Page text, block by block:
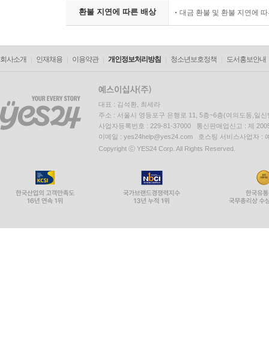
환불 지연에 따른 배상 대금 환불 및 환불 지연에
회사소개 인재채용 이용약관 개인정보처리방침 청소년보호정책 도서홍보안내
대표 : 김석환, 최세라
주소 : 서울시 영등포구 은행로 11, 5층~6층(여의도동,일신
사업자등록번호 : 229-81-37000 통신판매업신고 : 제
이메일 : yes24help@yes24.com 호스팅 서비스사업자 :
Copyright ⓒ YES24 Corp. All Rights Reserved.